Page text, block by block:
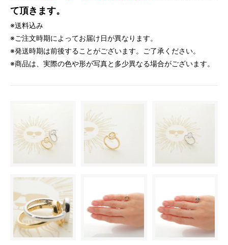
て頂きます。
※送料込み
※ご注文時期によってお届け日が異なります。
※発送時期は前後することがございます。ご了承ください。
※商品は、実際の色や形が写真と多少異なる場合がございます。